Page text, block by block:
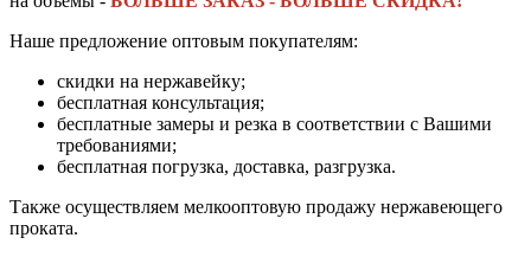
Наше предложение оптовым покупателям:
скидки на нержавейку;
бесплатная консультация;
бесплатные замеры и резка в соответствии с Вашими
требованиями;
бесплатная погрузка, доставка, разгрузка.
Также осуществляем мелкооптовую продажу нержавеющего
проката.